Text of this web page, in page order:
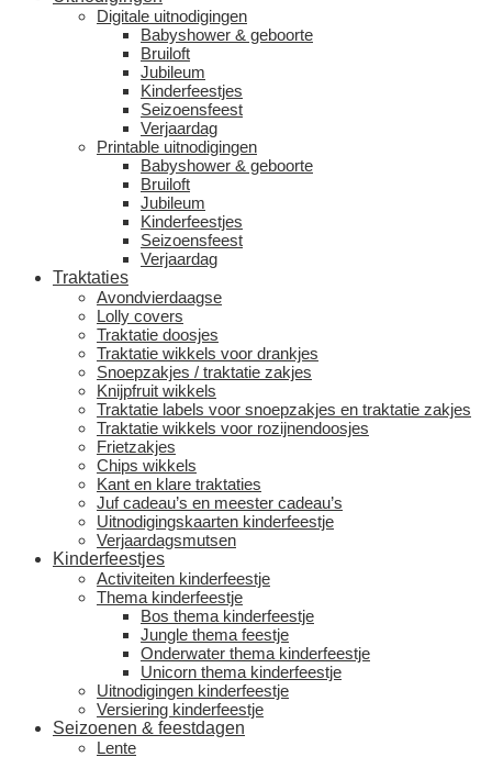
Digitale uitnodigingen
Babyshower & geboorte
Bruiloft
Jubileum
Kinderfeestjes
Seizoensfeest
Verjaardag
Printable uitnodigingen
Babyshower & geboorte
Bruiloft
Jubileum
Kinderfeestjes
Seizoensfeest
Verjaardag
Traktaties
Avondvierdaagse
Lolly covers
Traktatie doosjes
Traktatie wikkels voor drankjes
Snoepzakjes / traktatie zakjes
Knijpfruit wikkels
Traktatie labels voor snoepzakjes en traktatie zakjes
Traktatie wikkels voor rozijnendoosjes
Frietzakjes
Chips wikkels
Kant en klare traktaties
Juf cadeau’s en meester cadeau’s
Uitnodigingskaarten kinderfeestje
Verjaardagsmutsen
Kinderfeestjes
Activiteiten kinderfeestje
Thema kinderfeestje
Bos thema kinderfeestje
Jungle thema feestje
Onderwater thema kinderfeestje
Unicorn thema kinderfeestje
Uitnodigingen kinderfeestje
Versiering kinderfeestje
Seizoenen & feestdagen
Lente